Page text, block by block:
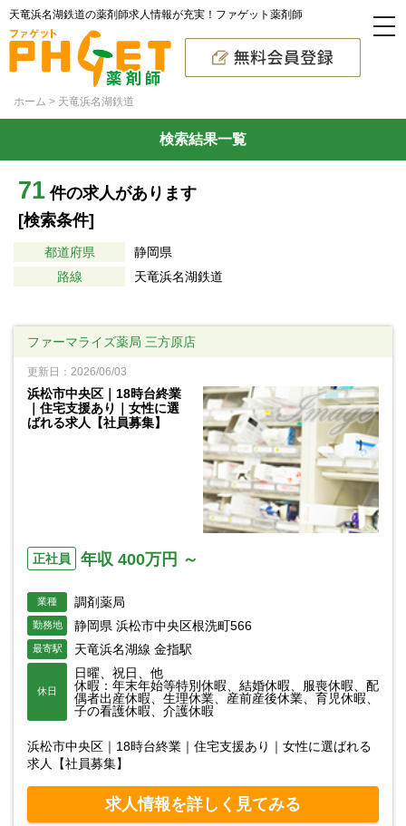
天竜浜名湖鉄道の薬剤師求人情報が充実！ファゲット薬剤師
ホーム 天竜浜名湖鉄道
検索結果一覧
71 件の求人があります
[検索条件]
都道府県
静岡県
路線
天竜浜名湖鉄道
ファーマライズ薬局 三方原店
更新日：2026/06/03
浜松市中央区｜18時台終業
｜住宅支援あり｜女性に選
ばれる求人【社員募集】
正社員 年収 400万円 ～
業種 調剤薬局
勤務地 静岡県 浜松市中央区根洗町566
最寄駅 天竜浜名湖線 金指駅
休日
日曜、祝日、他
休暇：年末年始等特別休暇、結婚休暇、服喪休暇、配
偶者出産休暇、生理休業、産前産後休業、育児休暇、
子の看護休暇、介護休暇
浜松市中央区｜18時台終業｜住宅支援あり｜女性に選ばれる
求人【社員募集】
求人情報を詳しく見てみる